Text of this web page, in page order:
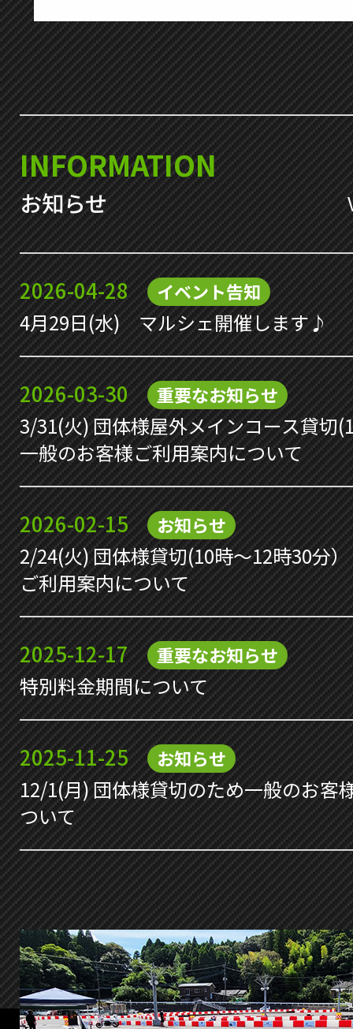
INFORMATION
お知らせ
2026-04-28 イベント告知
4月29日(水) マルシェ開催します♪
2026-03-30 重要なお知らせ
3/31(火) 団体様屋外メインコース貸切
一般のお客様ご利用案内について
2026-02-15 お知らせ
2/24(火) 団体様貸切(10時～12時30分
ご利用案内について
2025-12-17 重要なお知らせ
特別料金期間について
2025-11-25 お知らせ
12/1(月) 団体様貸切のため一般のお客
ついて